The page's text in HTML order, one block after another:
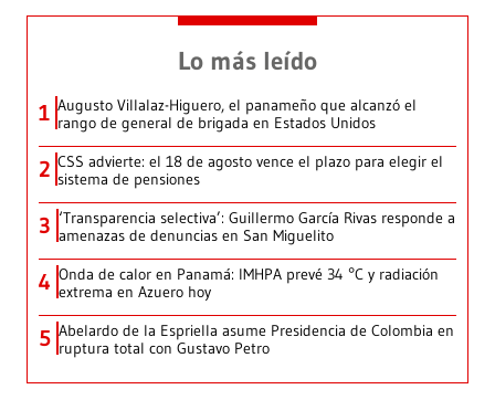
Lo más leído
1 Augusto Villalaz-Higuero, el panameño que alcanzó el
rango de general de brigada en Estados Unidos
2 CSS advierte: el 18 de agosto vence el plazo para elegir el
sistema de pensiones
3 ‘Transparencia selectiva’: Guillermo García Rivas responde a
amenazas de denuncias en San Miguelito
4 Onda de calor en Panamá: IMHPA prevé 34 °C y radiación
extrema en Azuero hoy
5 Abelardo de la Espriella asume Presidencia de Colombia en
ruptura total con Gustavo Petro